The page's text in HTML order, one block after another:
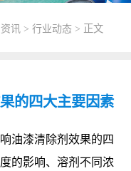
讯 > 行业动态> 正文
的四大主要因素
油漆清除剂效果的四
的影响、溶剂不同浓